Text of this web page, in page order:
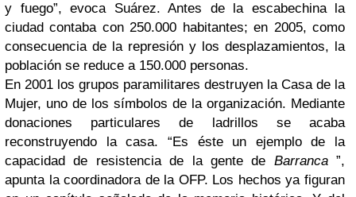
y fuego”, evoca Suárez. Antes de la escabechina la
ciudad contaba con 250.000 habitantes; en 2005, como
consecuencia de la represión y los desplazamientos, la
población se reduce a 150.000 personas.
En 2001 los grupos paramilitares destruyen la Casa de la
Mujer, uno de los símbolos de la organización. Mediante
donaciones particulares de ladrillos se acaba
reconstruyendo la casa. “Es éste un ejemplo de la
capacidad de resistencia de la gente de Barranca”,
apunta la coordinadora de la OFP. Los hechos ya figuran